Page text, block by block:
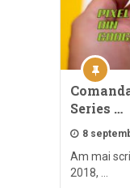
Series …
8
Am mai
2018, …